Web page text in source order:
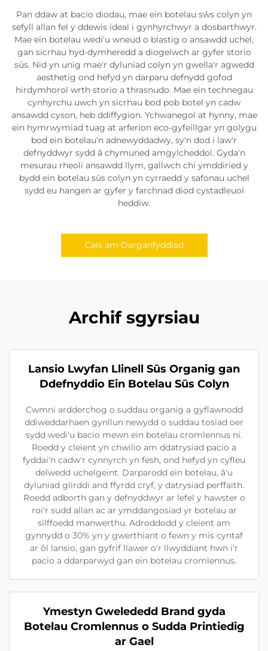
Pan ddaw at bacio diodau, mae ein botelau sŵs colyn yn
sefyll allan fel y ddewis ideal i gynhyrchwyr a dosbarthwyr.
Mae ein botelau wedi'u wneud o blastig o ansawdd uchel,
gan sicrhau hyd-dymheredd a diogelwch ar gyfer storio
sūs. Nid yn unig mae'r dyluniad colyn yn gwella'r agwedd
aesthetig ond hefyd yn darparu defnydd gofod
hirdymhorol wrth storio a thrasnudo. Mae ein technegau
cynhyrchu uwch yn sicrhau bod pob botel yn cadw
ansawdd cyson, heb ddiffygion. Ychwanegol at hynny, mae
ein hymrwymiad tuag at arferion eco-gyfeillgar yn golygu
bod ein botelau'n adnewyddadwy, sy'n dod i law'r
defnyddwyr sydd â chymuned amgylcheddol. Gyda'n
mesurau rheoli ansawdd llym, gallwch chi ymddiried y
bydd ein botelau sūs colyn yn cyrraedd y safonau uchel
sydd eu hangen ar gyfer y farchnad diod cystadleuol
heddiw.
Cais am Darganfyddiad
Archif sgyrsiau
Lansio Lwyfan Llinell Sūs Organig gan
Ddefnyddio Ein Botelau Sūs Colyn
Cwmni ardderchog o suddau organig a gyflawnodd
ddiweddarhaen gynllun newydd o suddau tosiad oer
sydd wedi'u bacio mewn ein botelau cromlennus ni.
Roedd y cleient yn chwilio am ddatrysiad pacio a
fyddai'n cadw'r cynnyrch yn fesh, ond hefyd yn cyfleu
delwedd uchelgeint. Darparodd ein botelau, â'u
dyluniad glirddi and ffyrdd cryf, y datrysiad perffaith.
Roedd adborth gan y defnyddwyr ar lefel y hawster o
roi'r sudd allan ac ar ymddangosiad yr botelau ar
silffoedd manwerthu. Adroddodd y cleient am
gynnydd o 30% yn y gwerthiant o fewn y mis cyntaf
ar ôl lansio, gan gyfrif llawer o'r llwyddiant hwn i'r
pacio a ddarparwyd gan ein botelau cromlennus.
Ymestyn Gwelededd Brand gyda
Botelau Cromlennus o Sudda Printiedig
ar Gael